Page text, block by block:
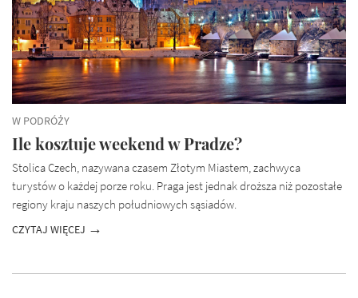
W PODRÓŻY
Ile kosztuje weekend w Pradze?
Stolica Czech, nazywana czasem Złotym Miastem, zachwyca
turystów o każdej porze roku. Praga jest jednak droższa niż pozostałe
regiony kraju naszych południowych sąsiadów.
CZYTAJ WIĘCEJ